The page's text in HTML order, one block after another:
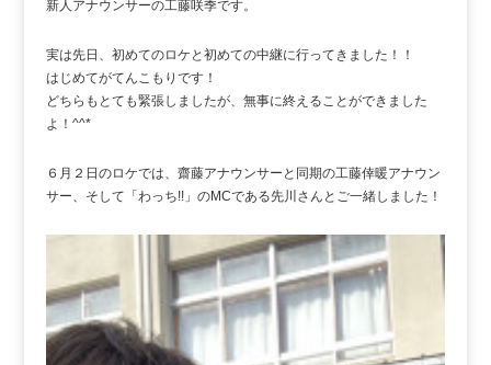
新人アナウンサーの工藤咲季です。
実は先日、初めてのロケと初めての中継に行ってきました！！
はじめてがてんこもりです！
どちらもとても緊張しましたが、無事に終えることができました
よ！^^*
６月２日のロケでは、齋藤アナウンサーと同期の工藤倖暖アナウン
サー、そして「わっち!!」のMCである先川さんとご一緒しました！